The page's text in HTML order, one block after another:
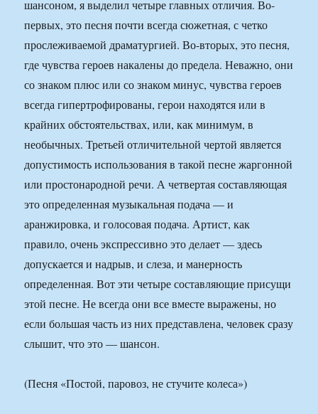
шансоном, я выделил четыре главных отличия. Во-
первых, это песня почти всегда сюжетная, с четко
прослеживаемой драматургией. Во-вторых, это песня,
где чувства героев накалены до предела. Неважно, они
со знаком плюс или со знаком минус, чувства героев
всегда гипертрофированы, герои находятся или в
крайних обстоятельствах, или, как минимум, в
необычных. Третьей отличительной чертой является
допустимость использования в такой песне жаргонной
или простонародной речи. А четвертая составляющая
это определенная музыкальная подача — и
аранжировка, и голосовая подача. Артист, как
правило, очень экспрессивно это делает — здесь
допускается и надрыв, и слеза, и манерность
определенная. Вот эти четыре составляющие присущи
этой песне. Не всегда они все вместе выражены, но
если большая часть из них представлена, человек сразу
слышит, что это — шансон.
(Песня «Постой, паровоз, не стучите колеса»)